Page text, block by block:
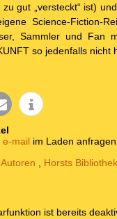
gut „versteckt“ ist)
Science-Fiction-
Sammler und Fan
so jedenfalls nicht
e-mail im Laden anfragen
Horsts Bibliothek
ist bereits